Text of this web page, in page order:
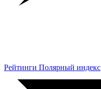
Рейтинги Полярный индекс